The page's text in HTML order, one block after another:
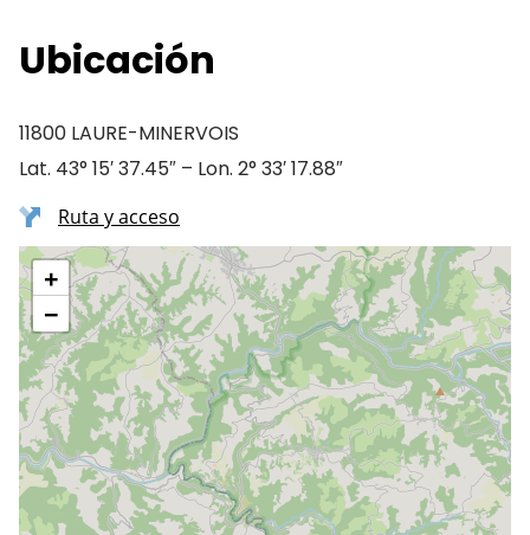
Ubicación
11800 LAURE-MINERVOIS
Lat. 43° 15′ 37.45″ – Lon. 2° 33′ 17.88″
Ruta y acceso
+
−